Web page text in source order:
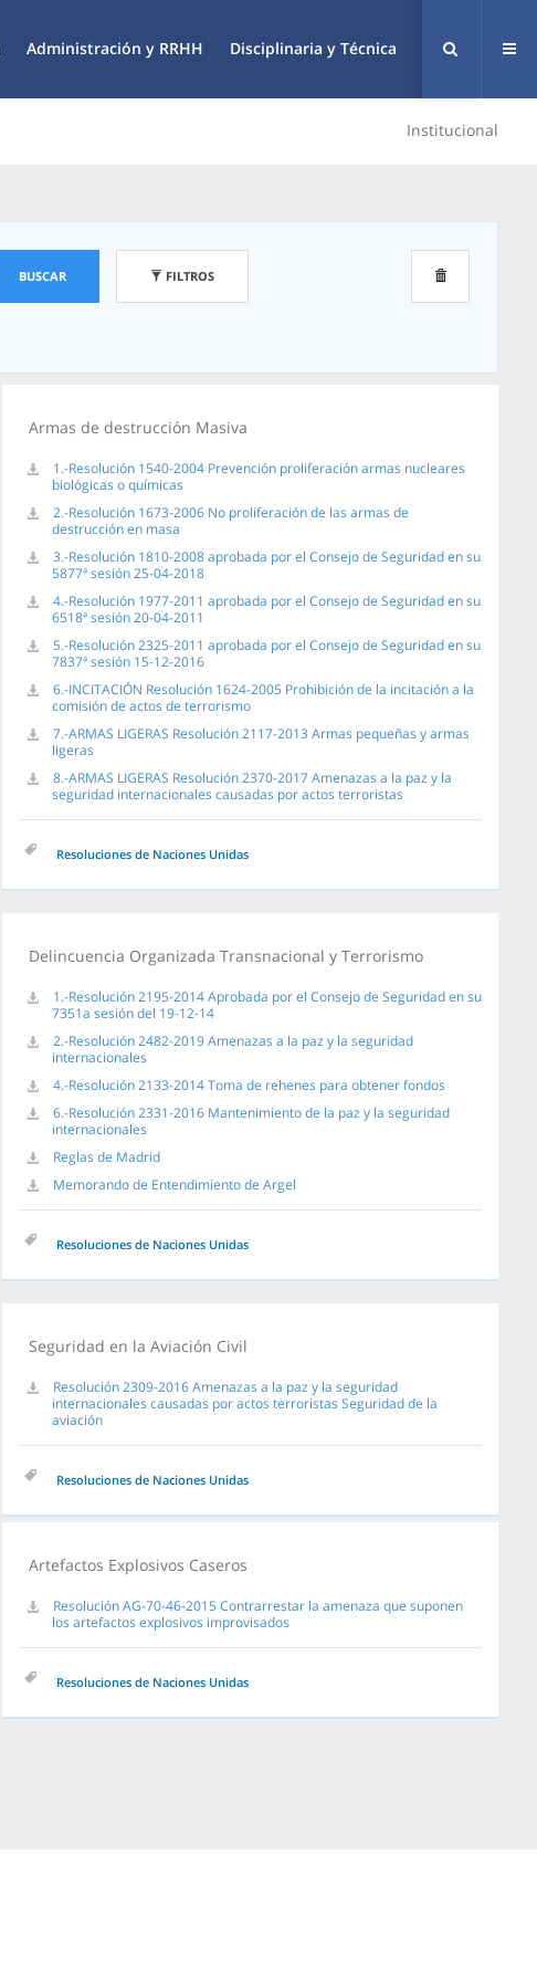
Administración y RRHH Disciplinaria y Técnica
Institucional
BUSCAR FILTROS
Armas de destrucción Masiva
1.-Resolución 1540-2004 Prevención proliferación armas nucleares
biológicas o químicas
2.-Resolución 1673-2006 No proliferación de las armas de
destrucción en masa
3.-Resolución 1810-2008 aprobada por el Consejo de Seguridad en su
5877ª sesión 25-04-2018
4.-Resolución 1977-2011 aprobada por el Consejo de Seguridad en su
6518ª sesión 20-04-2011
5.-Resolución 2325-2011 aprobada por el Consejo de Seguridad en su
7837ª sesión 15-12-2016
6.-INCITACIÓN Resolución 1624-2005 Prohibición de la incitación a la
comisión de actos de terrorismo
7.-ARMAS LIGERAS Resolución 2117-2013 Armas pequeñas y armas
ligeras
8.-ARMAS LIGERAS Resolución 2370-2017 Amenazas a la paz y la
seguridad internacionales causadas por actos terroristas
Resoluciones de Naciones Unidas
Delincuencia Organizada Transnacional y Terrorismo
1.-Resolución 2195-2014 Aprobada por el Consejo de Seguridad en su
7351a sesión del 19-12-14
2.-Resolución 2482-2019 Amenazas a la paz y la seguridad
internacionales
4.-Resolución 2133-2014 Toma de rehenes para obtener fondos
6.-Resolución 2331-2016 Mantenimiento de la paz y la seguridad
internacionales
Reglas de Madrid
Memorando de Entendimiento de Argel
Resoluciones de Naciones Unidas
Seguridad en la Aviación Civil
Resolución 2309-2016 Amenazas a la paz y la seguridad
internacionales causadas por actos terroristas Seguridad de la
aviación
Resoluciones de Naciones Unidas
Artefactos Explosivos Caseros
Resolución AG-70-46-2015 Contrarrestar la amenaza que suponen
los artefactos explosivos improvisados
Resoluciones de Naciones Unidas